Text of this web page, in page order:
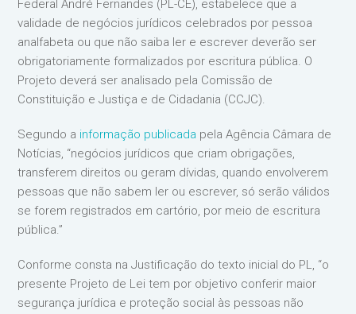
Federal André Fernandes (PL-CE), estabelece que a
validade de negócios jurídicos celebrados por pessoa
analfabeta ou que não saiba ler e escrever deverão ser
obrigatoriamente formalizados por escritura pública. O
Projeto deverá ser analisado pela Comissão de
Constituição e Justiça e de Cidadania (CCJC).
Segundo a informação publicada pela Agência Câmara de
Notícias, “negócios jurídicos que criam obrigações,
transferem direitos ou geram dívidas, quando envolverem
pessoas que não sabem ler ou escrever, só serão válidos
se forem registrados em cartório, por meio de escritura
pública.”
Conforme consta na Justificação do texto inicial do PL, “o
presente Projeto de Lei tem por objetivo conferir maior
segurança jurídica e proteção social às pessoas não